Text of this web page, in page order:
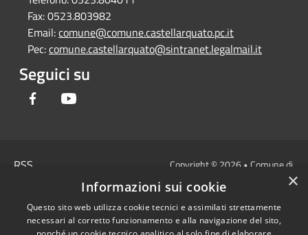
Fax:0523.803982
Email:comune@comune.castellarquato.pc.it
Pec:comune.castellarquato@sintranet.legalmail.it
Seguici su
Facebook
RSS
Cookie
Mappa del sito
Copyright © 2026 • Comune di
Castell'Arquato • Powered by
redazione
×
Informazioni sui cookie
Questo sito web utilizza cookie tecnici e assimilati strettamente
necessari al corretto funzionamento e alla navigazione del sito,